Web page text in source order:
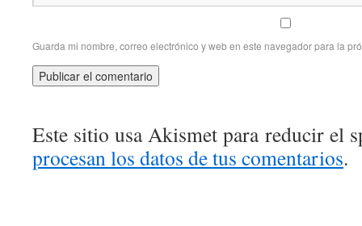
Guarda mi nombre, correo electrónico y web en este navegador para la
Este sitio usa Akismet para reducir el
procesan los datos de tus comentarios.